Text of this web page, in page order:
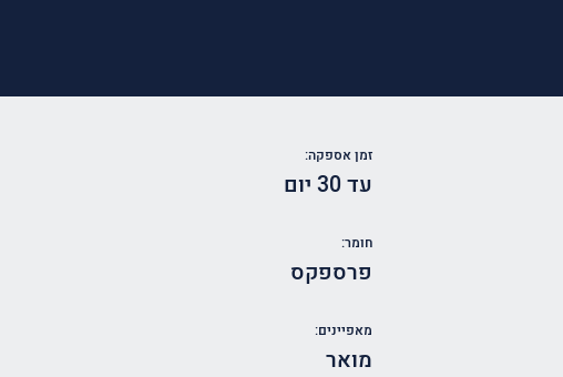
זמן אספקה:
עד 30 יום
חומר:
פרספקס
מאפיינים:
מואר